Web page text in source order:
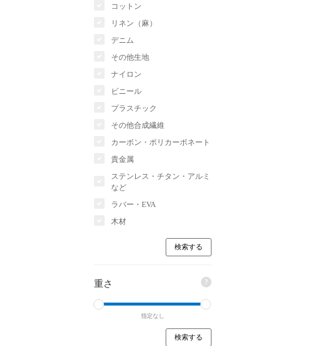
コットン
リネン（麻）
デニム
その他生地
ナイロン
ビニール
プラスチック
その他合成繊維
カーボン・ポリカーボネート
貴金属
ステンレス・チタン・アルミ
など
ラバー・EVA
木材
重さ ?
指定なし